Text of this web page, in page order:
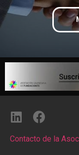
Contacto de la